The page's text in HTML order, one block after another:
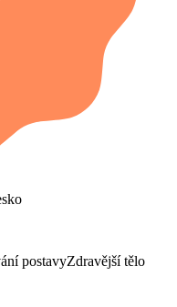
postavyZdravější tělo